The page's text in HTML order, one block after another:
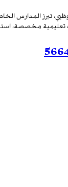
تبرز
تعليمية مخصصة،